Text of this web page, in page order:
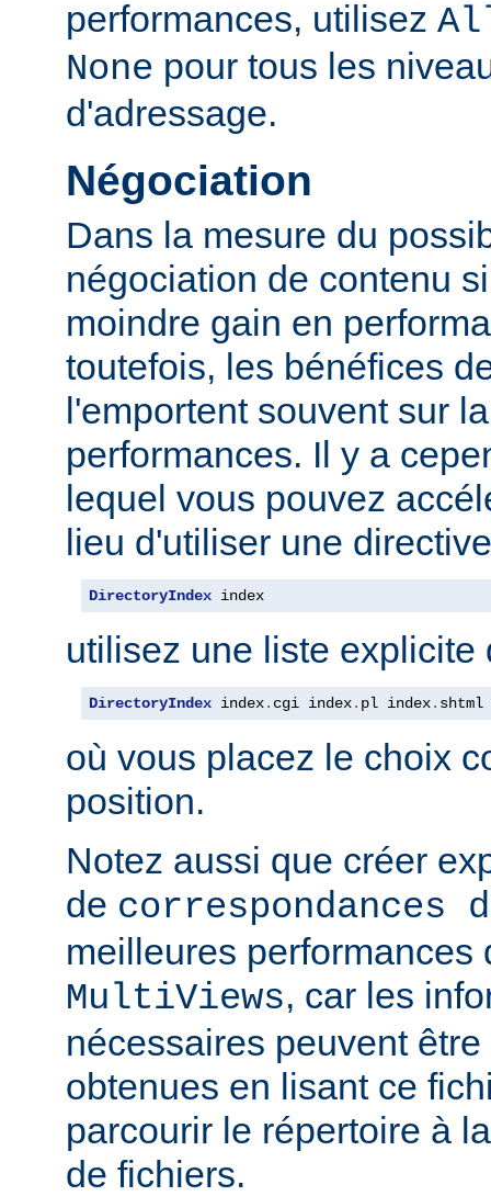
performances, utilisez
None pour tous les
d'adressage.
Négociation
Dans la mesure du
négociation de contenu
moindre gain en
toutefois, les bénéfices
l'emportent souvent sur
performances. Il y a
lequel vous pouvez
lieu d'utiliser une
DirectoryIndex index
utilisez une liste explicite
DirectoryIndex index. cgi index. pl index. shtml
où vous placez le choix
position.
Notez aussi que créer
de correspondances
meilleures performances
MultiViews, car les
nécessaires peuvent
obtenues en lisant ce
parcourir le répertoire à
de fichiers.